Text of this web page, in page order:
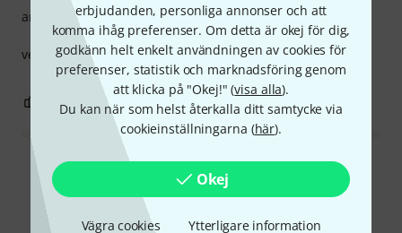
erbjudanden, personliga annonser och att
komma ihåg preferenser. Om detta är okej för dig,
godkänn helt enkelt användningen av cookies för
preferenser, statistik och marknadsföring genom
att klicka på "Okej!" (visa alla).
Du kan när som helst återkalla ditt samtycke via
cookieinställningarna (här).
Okej
Vägra cookies Ytterligare information
very good/correct tab translations.
arrangemang
0 ANMÄL RECENSION
Läs alla recensioner